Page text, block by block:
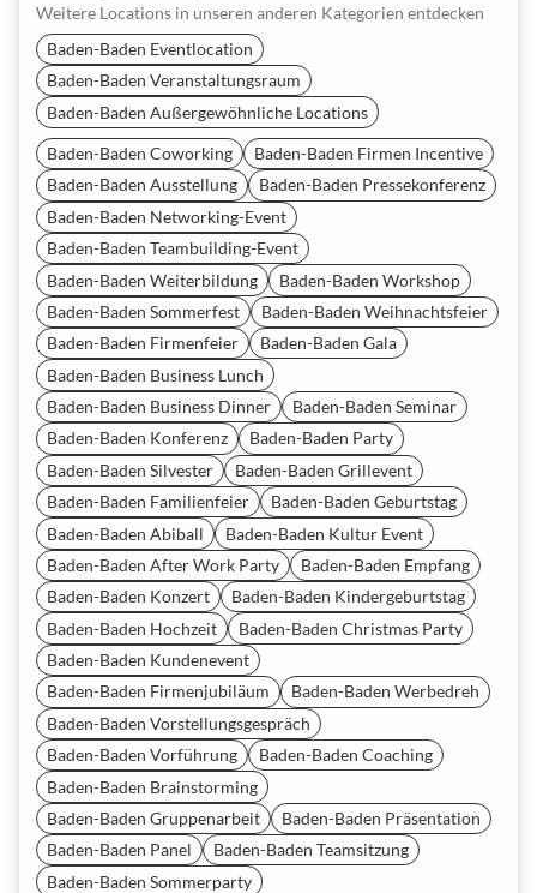
Weitere Locations in unseren anderen Kategorien entdecken
Baden-Baden Eventlocation
Baden-Baden Veranstaltungsraum
Baden-Baden Außergewöhnliche Locations
Baden-Baden Coworking
Baden-Baden Firmen Incentive
Baden-Baden Ausstellung
Baden-Baden Pressekonferenz
Baden-Baden Networking-Event
Baden-Baden Teambuilding-Event
Baden-Baden Weiterbildung
Baden-Baden Workshop
Baden-Baden Sommerfest
Baden-Baden Weihnachtsfeier
Baden-Baden Firmenfeier
Baden-Baden Gala
Baden-Baden Business Lunch
Baden-Baden Business Dinner
Baden-Baden Seminar
Baden-Baden Konferenz
Baden-Baden Party
Baden-Baden Silvester
Baden-Baden Grillevent
Baden-Baden Familienfeier
Baden-Baden Geburtstag
Baden-Baden Abiball
Baden-Baden Kultur Event
Baden-Baden After Work Party
Baden-Baden Empfang
Baden-Baden Konzert
Baden-Baden Kindergeburtstag
Baden-Baden Hochzeit
Baden-Baden Christmas Party
Baden-Baden Kundenevent
Baden-Baden Firmenjubiläum
Baden-Baden Werbedreh
Baden-Baden Vorstellungsgespräch
Baden-Baden Vorführung
Baden-Baden Coaching
Baden-Baden Brainstorming
Baden-Baden Gruppenarbeit
Baden-Baden Präsentation
Baden-Baden Panel
Baden-Baden Teamsitzung
Baden-Baden Sommerparty